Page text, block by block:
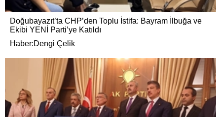
Doğubayazıt’ta CHP’den Toplu İstifa: Bayram İlbuğa ve
Ekibi YENİ Parti’ye Katıldı
Haber:Dengi Çelik